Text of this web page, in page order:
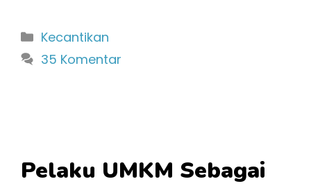
Kategori
Kecantikan
35 Komentar
Pelaku UMKM Sebagai